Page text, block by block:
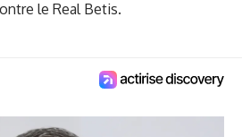
le Real Betis.